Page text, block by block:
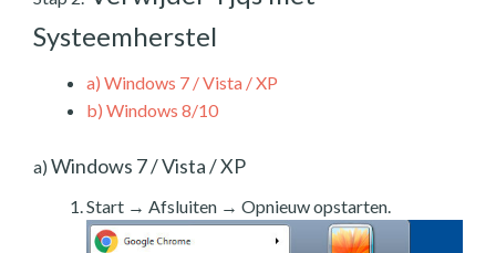
Systeemherstel
a) Windows 7 / Vista / XP
b) Windows 8/10
a) Windows 7 / Vista / XP
Start → Afsluiten → Opnieuw opstarten.